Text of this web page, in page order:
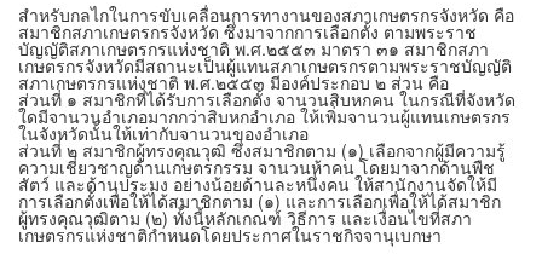
สำหรับกลไกในการขับเคลื่อนการทางานของสภาเกษตรกรจังหวัด คือ
สมาชิกสภาเกษตรกรจังหวัด ซึ่งมาจากการเลือกตั้ง ตามพระราช
บัญญัติสภาเกษตรกรแห่งชาติ พ.ศ.๒๕๕๓ มาตรา ๓๑ สมาชิกสภา
เกษตรกรจังหวัดมีสถานะเป็นผู้แทนสภาเกษตรกรตามพระราชบัญญัติ
สภาเกษตรกรแห่งชาติ พ.ศ.๒๕๕๓ มีองค์ประกอบ ๒ ส่วน คือ
ส่วนที่ ๑ สมาชิกที่ได้รับการเลือกตั้ง จานวนสิบหกคน ในกรณีที่จังหวัด
ใดมีจานวนอำเภอมากกว่าสิบหกอำเภอ ให้เพิ่มจานวนผู้แทนเกษตรกร
ในจังหวัดนั้นให้เท่ากับจานวนของอำเภอ
ส่วนที่ ๒ สมาชิกผู้ทรงคุณวุฒิ ซึ่งสมาชิกตาม (๑) เลือกจากผู้มีความรู้
ความเชี่ยวชาญด้านเกษตรกรรม จานวนห้าคน โดยมาจากด้านพืช
สัตว์ และด้านประมง อย่างน้อยด้านละหนึ่งคน ให้สานักงานจัดให้มี
การเลือกตั้งเพื่อให้ได้สมาชิกตาม (๑) และการเลือกเพื่อให้ได้สมาชิก
ผู้ทรงคุณวุฒิตาม (๒) ทั้งนี้หลักเกณฑ์ วิธีการ และเงื่อนไขที่สภา
เกษตรกรแห่งชาติกำหนดโดยประกาศในราชกิจจานุเบกษา